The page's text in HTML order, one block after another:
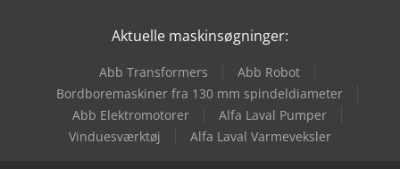
Xerox Kopimaskine
Xerox Printer
Xerox Versant 3100
Aktuelle maskinsøgninger:
Abb Transformers
Abb Robot
Bordboremaskiner fra 130 mm spindeldiameter
Abb Elektromotorer
Alfa Laval Pumper
Vinduesværktøj
Alfa Laval Varmeveksler